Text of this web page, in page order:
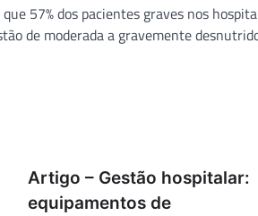
57% dos pacientes graves nos
de moderada a gravemente
Artigo – Gestão hospitalar:
equipamentos de